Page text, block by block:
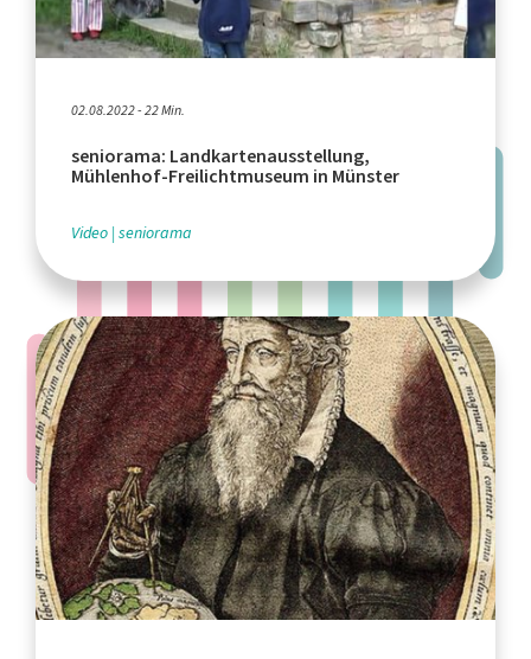
02.08.2022 - 22 Min.
seniorama: Landkartenausstellung,
Mühlenhof-Freilichtmuseum in Münster
Video seniorama